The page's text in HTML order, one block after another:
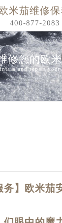
米茄维修
400-877-2083
修您的欧
and repair your
务】欧米茄